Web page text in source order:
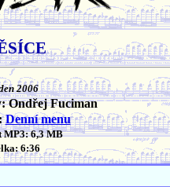
2006
Ondřej Fuciman
Denní menu
MP3: 6,3 MB
6:36